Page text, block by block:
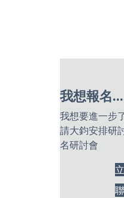
我想報名
我想要進一步
請大鈞安排研
名研討會